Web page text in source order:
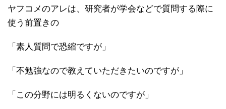
ヤフコメのアレは、研究者が学会などで質問する際に
使う前置きの
「素人質問で恐縮ですが」
「不勉強なので教えていただきたいのですが」
「この分野には明るくないのですが」